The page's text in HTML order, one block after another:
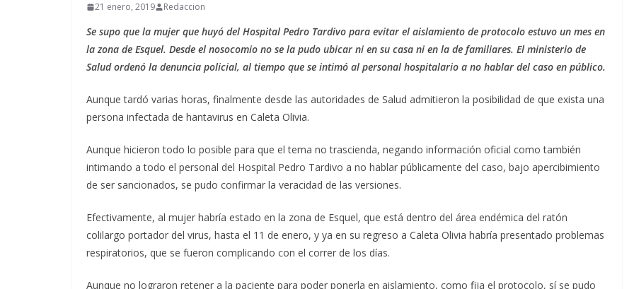
21 enero, 2019 Redaccion
Se supo que la mujer que huyó del Hospital Pedro Tardivo para evitar el aislamiento de protocolo estuvo un mes en
la zona de Esquel. Desde el nosocomio no se la pudo ubicar ni en su casa ni en la de familiares. El ministerio de
Salud ordenó la denuncia policial, al tiempo que se intimó al personal hospitalario a no hablar del caso en público.
Aunque tardó varias horas, finalmente desde las autoridades de Salud admitieron la posibilidad de que exista una
persona infectada de hantavirus en Caleta Olivia.
Aunque hicieron todo lo posible para que el tema no trascienda, negando información oficial como también
intimando a todo el personal del Hospital Pedro Tardivo a no hablar públicamente del caso, bajo apercibimiento
de ser sancionados, se pudo confirmar la veracidad de las versiones.
Efectivamente, al mujer habría estado en la zona de Esquel, que está dentro del área endémica del ratón
colilargo portador del virus, hasta el 11 de enero, y ya en su regreso a Caleta Olivia habría presentado problemas
respiratorios, que se fueron complicando con el correr de los días.
Aunque no lograron retener a la paciente para poder ponerla en aislamiento, como fija el protocolo, sí se pudo